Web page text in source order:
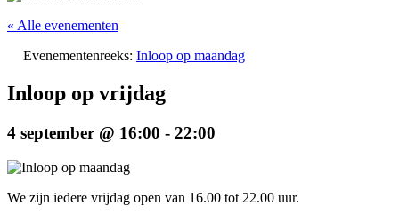
« Alle evenementen
Evenementenreeks: Inloop op maandag
Inloop op vrijdag
4 september @ 16:00 - 22:00
We zijn iedere vrijdag open van 16.00 tot 22.00 uur.